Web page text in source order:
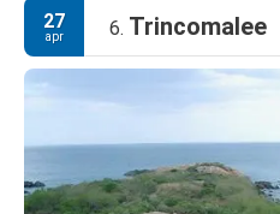
27
apr 6. Trincomalee